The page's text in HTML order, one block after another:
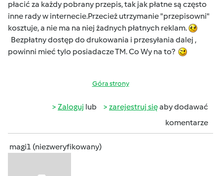
płacić za każdy pobrany przepis, tak jak płatne są często
inne rady w internecie.Przecież utrzymanie "przepisowni"
kosztuje, a nie ma na niej żadnych płatnych reklam.
Bezpłatny dostęp do drukowania i przesyłania dalej ,
powinni mieć tylo posiadacze TM. Co Wy na to?
Góra strony
Zaloguj lub zarejestruj sięaby dodawać
komentarze
magi1 (niezweryfikowany)